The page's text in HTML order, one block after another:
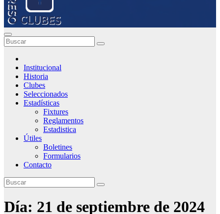
Institucional
Historia
Clubes
Seleccionados
Estadísticas
Fixtures
Reglamentos
Estadistica
Útiles
Boletines
Formularios
Contacto
Día: 21 de septiembre de 2024